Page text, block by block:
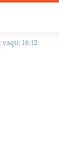
vaqti: 16:12